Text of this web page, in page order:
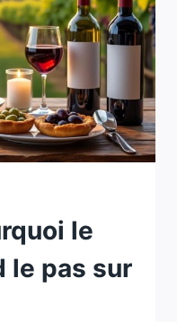
le
le pas sur